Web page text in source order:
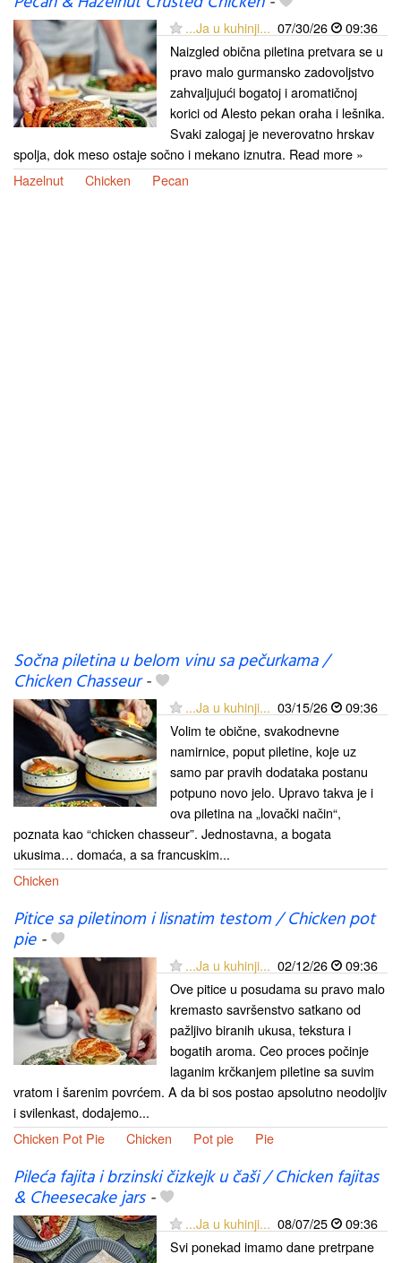
...Ja u kuhinji... 07/30/26
09:36
Naizgled obična piletina pretvara se u
pravo malo gurmansko zadovoljstvo
zahvaljujući bogatoj i aromatičnoj
korici od Alesto pekan oraha i lešnika.
Svaki zalogaj je neverovatno hrskav
spolja, dok meso ostaje sočno i mekano iznutra. Read more »
Hazelnut
Chicken Pecan
Sočna piletina u belom vinu sa pečurkama /
Chicken Chasseur-
...Ja u kuhinji... 03/15/26
09:36
Volim te obične, svakodnevne
namirnice, poput piletine, koje uz
samo par pravih dodataka postanu
potpuno novo jelo. Upravo takva je i
ova piletina na „lovački način“,
poznata kao “chicken chasseur”. Jednostavna, a bogata
ukusima… domaća, a sa francuskim...
Chicken
Pitice sa piletinom i lisnatim testom / Chicken pot
pie-
...Ja u kuhinji... 02/12/26
09:36
Ove pitice u posudama su pravo malo
kremasto savršenstvo satkano od
pažljivo biranih ukusa, tekstura i
bogatih aroma. Ceo proces počinje
laganim krčkanjem piletine sa suvim
vratom i šarenim povrćem. A da bi sos postao apsolutno neodoljiv
i svilenkast, dodajemo...
Chicken Pot Pie
Chicken Pot pie Pie
Pileća fajita i brzinski čizkejk u čaši / Chicken fajitas
& Cheesecake jars-
...Ja u kuhinji... 08/07/25
09:36
Svi ponekad imamo dane pretrpane